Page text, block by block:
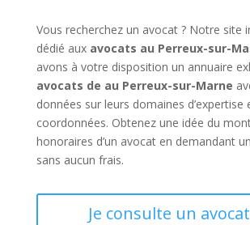
Vous recherchez un avocat ? Notre site
dédié aux avocats au Perreux-sur-
avons à votre disposition un annuaire
avocats de au Perreux-sur-Marne
données sur leurs domaines d’expertise
coordonnées. Obtenez une idée du
honoraires d’un avocat en demandant
sans aucun frais.
Je consulte un